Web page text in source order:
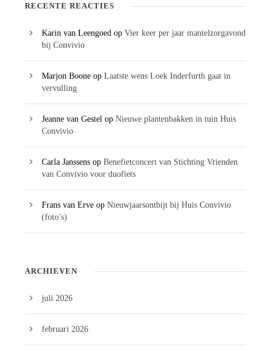
RECENTE REACTIES
Karin van Leengoed op Vier keer per jaar mantelzorgavond
bij Convivio
Marjon Boone op Laatste wens Loek Inderfurth gaat in
vervulling
Jeanne van Gestel op Nieuwe plantenbakken in tuin Huis
Convivio
Carla Janssens op Benefietconcert van Stichting Vrienden
van Convivio voor duofiets
Frans van Erve op Nieuwjaarsontbijt bij Huis Convivio
(foto’s)
ARCHIEVEN
juli 2026
februari 2026